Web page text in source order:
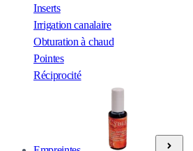
Inserts
Irrigation canalaire
Obturation à chaud
Pointes
Réciprocité